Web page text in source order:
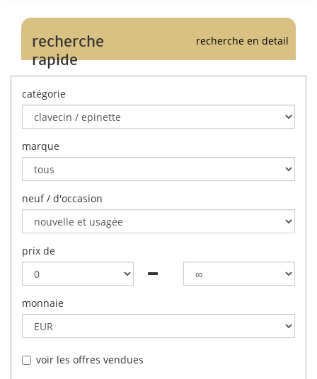
recherche
rapide
recherche en detail
catégorie
marque
neuf / d'occasion
prix de
monnaie
voir les offres vendues